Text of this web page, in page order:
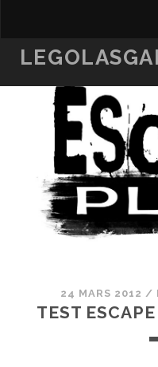
24 MARS 2012 /
TEST